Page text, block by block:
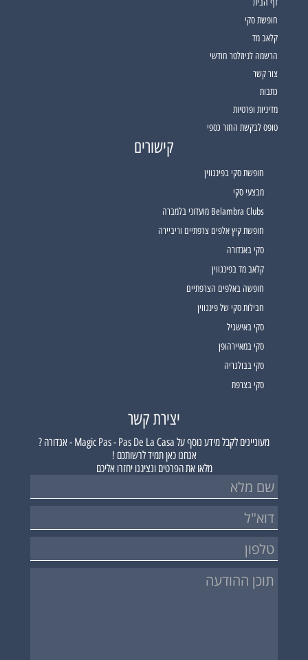
דף הבית
חופשת סקי
קלאב מד
הרשמה לניוזלטר חודשי
צור קשר
כתבות
מדיניות ופרטיות
טופס לבקשת החזר כספי
קישורים
חופשת סקי בפינגווין
מבצעי סקי
Belambra Clubs מועדוני בלמברה
חופשת קיץ אלפים צרפתיים וריביירה
סקי באנדורה
קלאב מד בפינגווין
חופשה באלפים הצרפתיים
חבילות סקי של פינגווין
סקי באישגיל
סקי במאיירהופן
סקי בבולגריה
סקי בצרפת
יצירת קשר
מעוניינים לקבל מידע נוסף על Magic Pas - Pas De La Casa - אנדורה ?
אנחנו כאן תמיד לרשותכם !
מלאו את הפרטים ונציגנו יחזרו אליכם